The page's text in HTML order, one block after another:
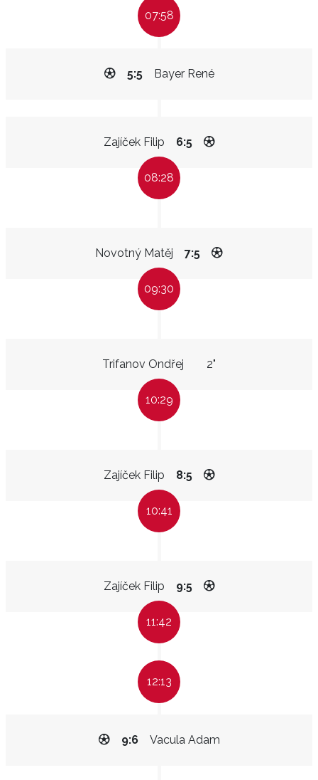
07:58
Bayer René
5:5
Zajíček Filip 6:5
08:28
Novotný Matěj 7:5
09:30
Trifanov Ondřej 2"
10:29
Zajíček Filip 8:5
10:41
Zajíček Filip 9:5
11:42
12:13
Vacula Adam
9:6